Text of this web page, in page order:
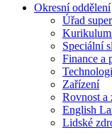
Okresní oddělení
Úřad
Speciální
Finance a
Zařízení
Rovnost a
English
Lidské